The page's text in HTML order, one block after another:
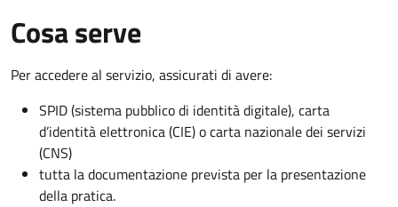
Cosa serve
Per accedere al servizio, assicurati di avere:
SPID (sistema pubblico di identità digitale), carta
d’identità elettronica (CIE) o carta nazionale dei servizi
(CNS)
tutta la documentazione prevista per la presentazione
della pratica.